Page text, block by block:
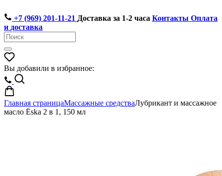
+7 (969) 201-11-21 Доставка за 1-2 часа Контакты Оплата
и доставка
Вы добавили в избранное:
Главная страницаМассажные средстваЛубрикант и массажное
масло Ёska 2 в 1, 150 мл